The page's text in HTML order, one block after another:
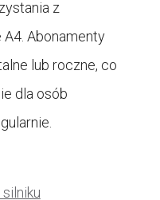
z
Abonamenty
lub roczne, co
dla osób